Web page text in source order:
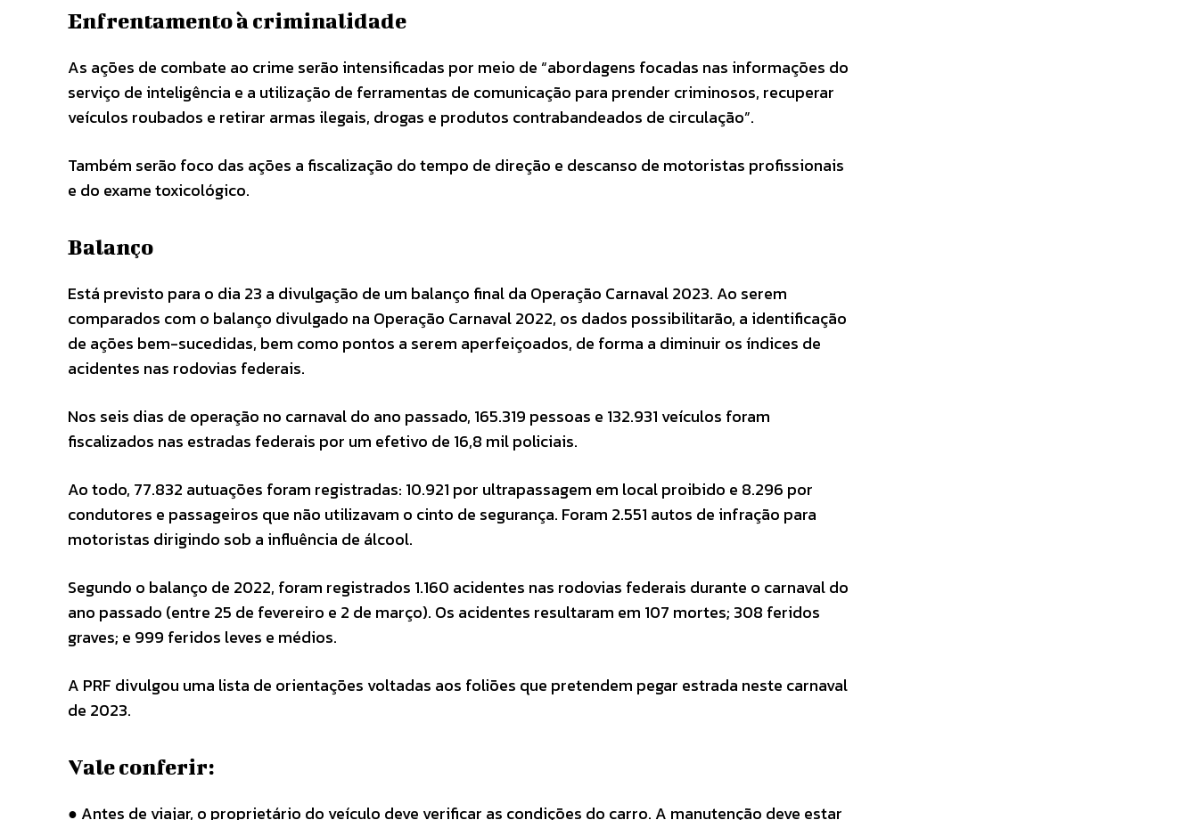
Enfrentamento à criminalidade
As ações de combate ao crime serão intensificadas por meio de “abordagens focadas nas informações do
serviço de inteligência e a utilização de ferramentas de comunicação para prender criminosos, recuperar
veículos roubados e retirar armas ilegais, drogas e produtos contrabandeados de circulação”.
Também serão foco das ações a fiscalização do tempo de direção e descanso de motoristas profissionais
e do exame toxicológico.
Balanço
Está previsto para o dia 23 a divulgação de um balanço final da Operação Carnaval 2023. Ao serem
comparados com o balanço divulgado na Operação Carnaval 2022, os dados possibilitarão, a identificação
de ações bem-sucedidas, bem como pontos a serem aperfeiçoados, de forma a diminuir os índices de
acidentes nas rodovias federais.
Nos seis dias de operação no carnaval do ano passado, 165.319 pessoas e 132.931 veículos foram
fiscalizados nas estradas federais por um efetivo de 16,8 mil policiais.
Ao todo, 77.832 autuações foram registradas: 10.921 por ultrapassagem em local proibido e 8.296 por
condutores e passageiros que não utilizavam o cinto de segurança. Foram 2.551 autos de infração para
motoristas dirigindo sob a influência de álcool.
Segundo o balanço de 2022, foram registrados 1.160 acidentes nas rodovias federais durante o carnaval do
ano passado (entre 25 de fevereiro e 2 de março). Os acidentes resultaram em 107 mortes; 308 feridos
graves; e 999 feridos leves e médios.
A PRF divulgou uma lista de orientações voltadas aos foliões que pretendem pegar estrada neste carnaval
de 2023.
Vale conferir:
● Antes de viajar, o proprietário do veículo deve verificar as condições do carro. A manutenção deve estar